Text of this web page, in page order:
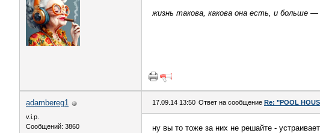
жизнь такова, какова она есть, и больше —
adambereg1
v.i.p.
Сообщений: 3860
17.09.14 13:50 Ответ на сообщение Re: "POOL
ну вы то тоже за них не решайте -